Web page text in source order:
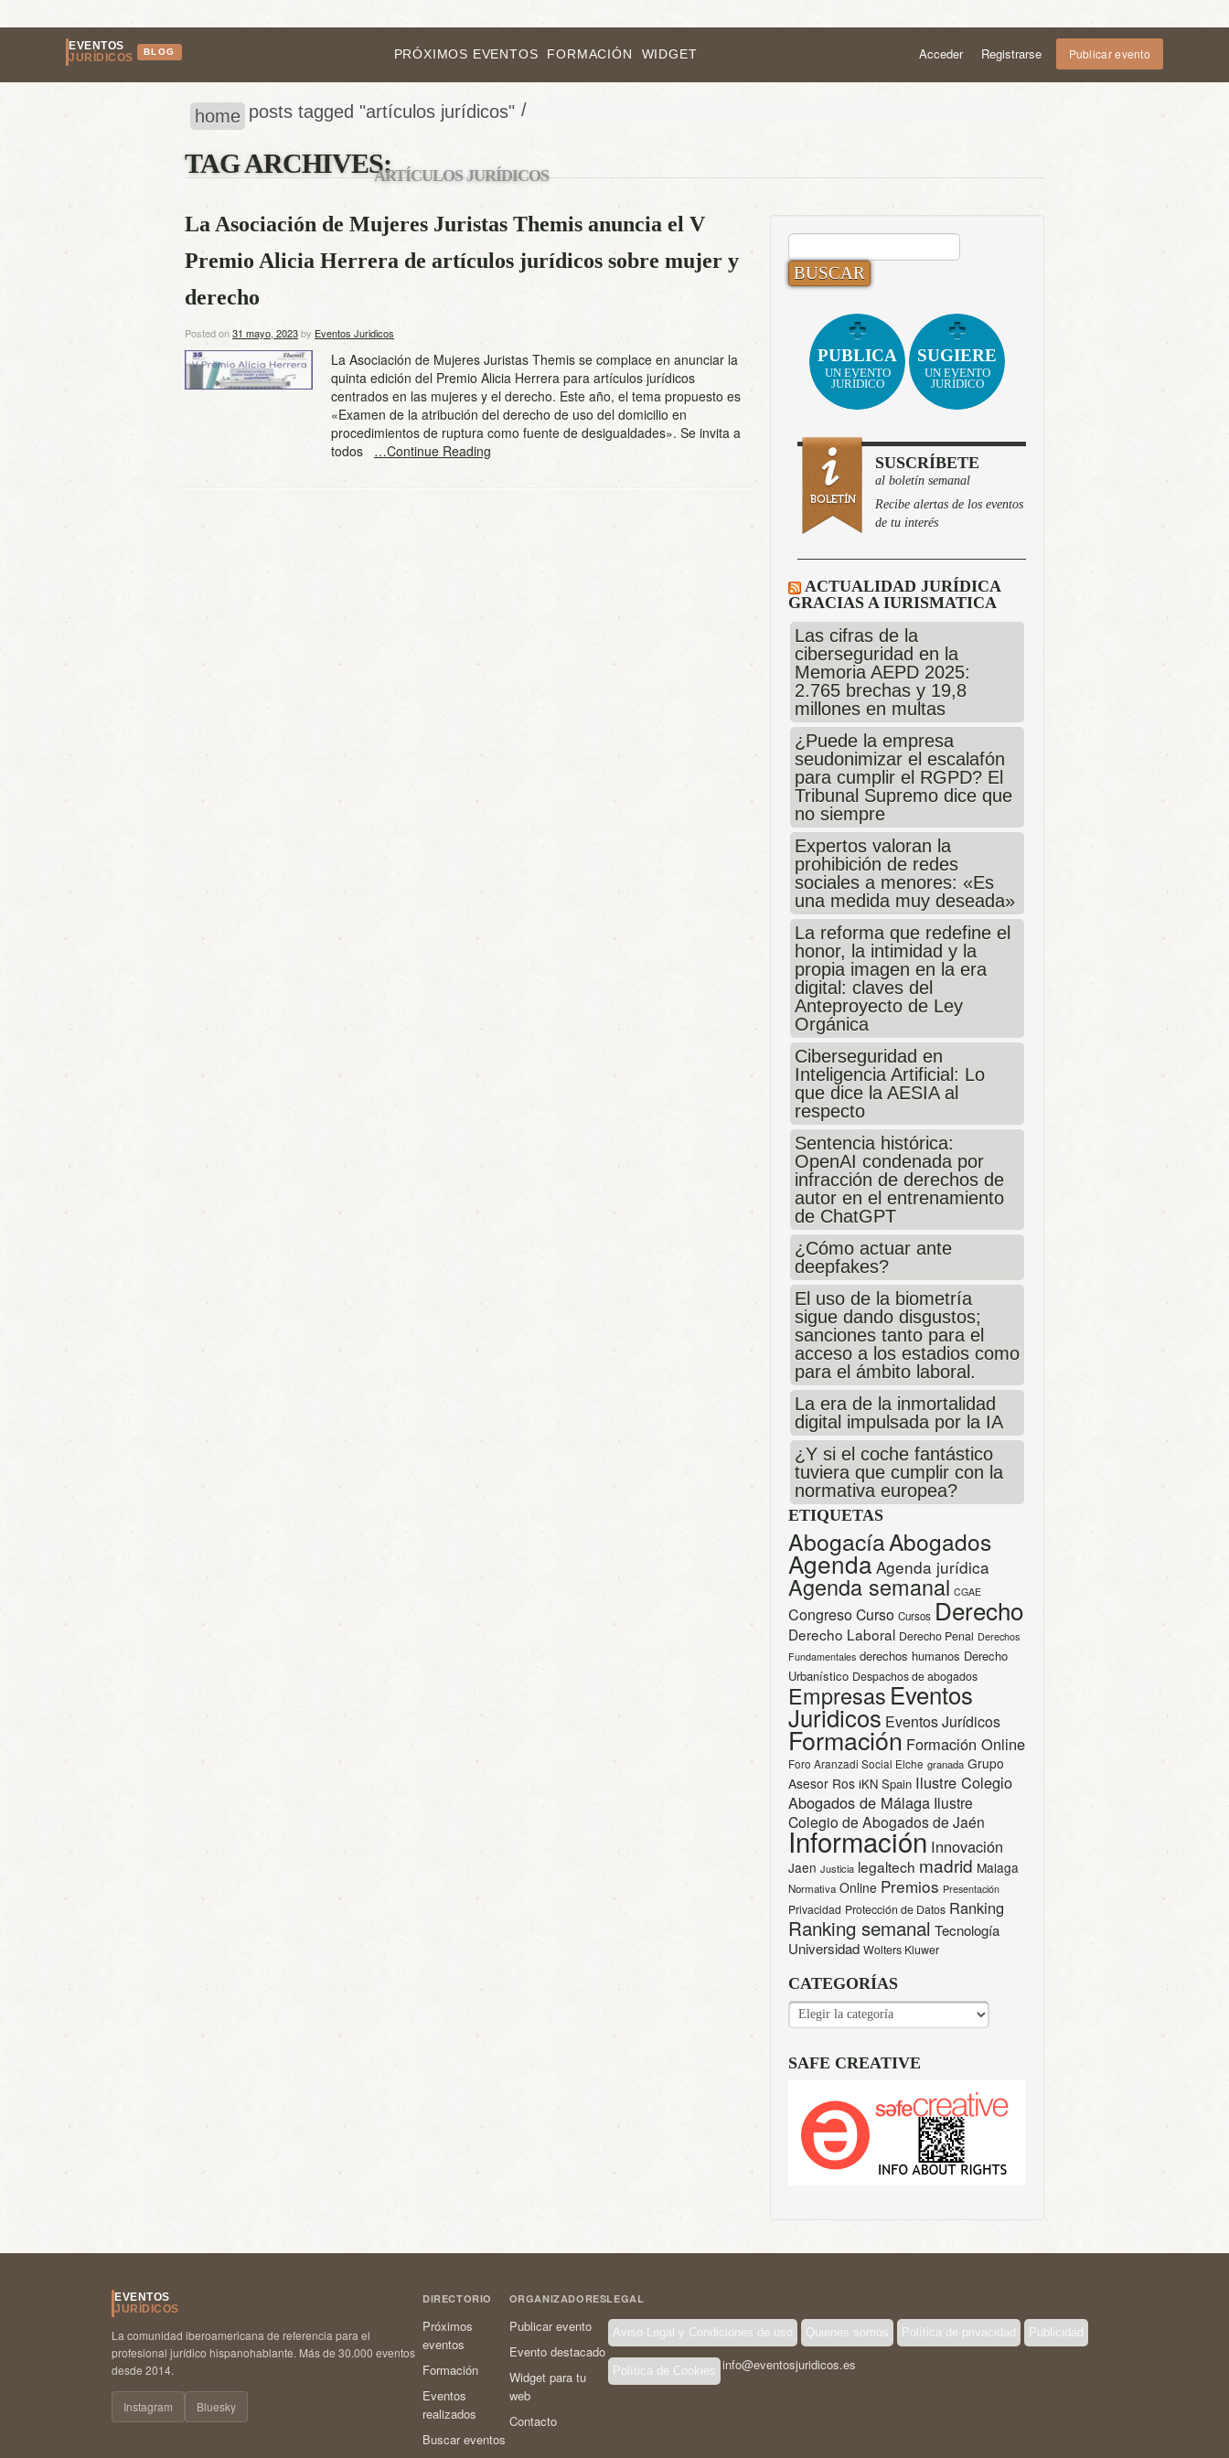
EVENTOS
JURÍDICOS
BLOG PRÓXIMOS EVENTOS FORMACIÓN WIDGET Acceder Registrarse Publicar evento
home /
posts tagged "artículos jurídicos"
TAG ARCHIVES:ARTÍCULOS JURÍDICOS
La Asociación de Mujeres Juristas Themis anuncia el V
Premio Alicia Herrera de artículos jurídicos sobre mujer y
derecho
Posted on31 mayo, 2023by Eventos Juridicos
La Asociación de Mujeres Juristas Themis se complace en anunciar la
quinta edición del Premio Alicia Herrera para artículos jurídicos
centrados en las mujeres y el derecho. Este año, el tema propuesto es
«Examen de la atribución del derecho de uso del domicilio en
procedimientos de ruptura como fuente de desigualdades». Se invita a
todos …Continue Reading
BUSCAR:
PUBLICA
UN EVENTO
JURÍDICO
SUGIERE
UN EVENTO
JURÍDICO
SUSCRÍBETE
al boletín semanal
Recibe alertas de los eventos
de tu interés
ACTUALIDAD JURÍDICA
GRACIAS A IURISMATICA
Las cifras de la
ciberseguridad en la
Memoria AEPD 2025:
2.765 brechas y 19,8
millones en multas
¿Puede la empresa
seudonimizar el escalafón
para cumplir el RGPD? El
Tribunal Supremo dice que
no siempre
Expertos valoran la
prohibición de redes
sociales a menores: «Es
una medida muy deseada»
La reforma que redefine el
honor, la intimidad y la
propia imagen en la era
digital: claves del
Anteproyecto de Ley
Orgánica
Ciberseguridad en
Inteligencia Artificial: Lo
que dice la AESIA al
respecto
Sentencia histórica:
OpenAI condenada por
infracción de derechos de
autor en el entrenamiento
de ChatGPT
¿Cómo actuar ante
deepfakes?
El uso de la biometría
sigue dando disgustos;
sanciones tanto para el
acceso a los estadios como
para el ámbito laboral.
La era de la inmortalidad
digital impulsada por la IA
¿Y si el coche fantástico
tuviera que cumplir con la
normativa europea?
ETIQUETAS
AbogacíaAbogados
Agenda Agenda jurídica
Agenda semanal CGAE
CongresoCurso Cursos Derecho
Derecho Laboral Derecho Penal Derechos
Fundamentales derechos humanos Derecho
Urbanístico Despachos de abogados
Empresas Eventos
Juridicos Eventos Jurídicos
Formación Formación Online
Foro Aranzadi Social Elche granada Grupo
Asesor Ros iKN Spain Ilustre Colegio
Abogados de Málaga Ilustre
Colegio de Abogados de Jaén
Información Innovación
Jaen Justicia legaltech madrid Malaga
Normativa Online Premios Presentación
Privacidad Protección de Datos Ranking
Ranking semanal Tecnología
Universidad Wolters Kluwer
CATEGORÍAS
CATEGORÍAS
SAFE CREATIVE
EVENTOS
JURÍDICOS
La comunidad iberoamericana de referencia para el
profesional jurídico hispanohablante. Más de 30.000 eventos
desde 2014.
Instagram Bluesky
DIRECTORIO
Próximos
eventos
Formación
Eventos
realizados
Buscar eventos
ORGANIZADORES
Publicar evento
Evento destacado
Widget para tu
web
Contacto
LEGAL
Aviso Legal y Condiciones de uso Quienes somos Política de privacidad Publicidad
Política de Cookies info@eventosjuridicos.es